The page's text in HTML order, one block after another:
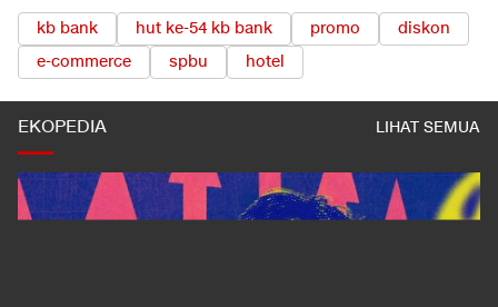
kb bank hut ke-54 kb bank promo
diskon
e-commerce
spbu hotel
EKOPEDIA LIHAT SEMUA